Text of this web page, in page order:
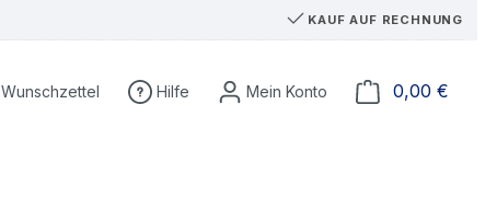
KAUF AUF RECHNUNG
Du hast 0 Produkte auf dem Merkzettel
Wunschzettel Hilfe 0,00 €